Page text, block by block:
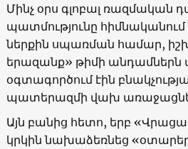
Մինչ օրս գլոբալ ռազմական
պատմությունը
ներքին սպառման համար,
երազանք» թիմի անդամներն
օգտագործում էին
պատերազմի վախ
Այն բանից հետո, երբ
կրկին նախաձեռնեց